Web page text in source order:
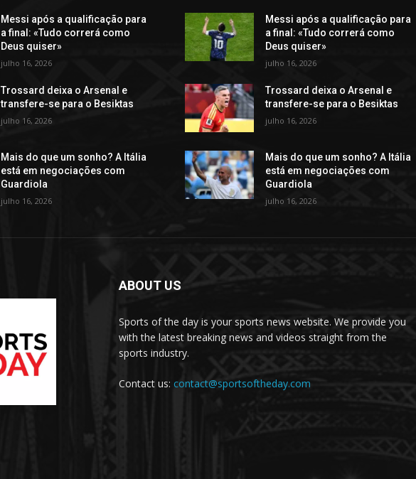
Messi após a qualificação para
a final: «Tudo correrá como
Deus quiser»
julho 16, 2026
Trossard deixa o Arsenal e
transfere-se para o Besiktas
julho 16, 2026
Mais do que um sonho? A Itália
está em negociações com
Guardiola
julho 16, 2026
Messi após a qualificação para
a final: «Tudo correrá como
Deus quiser»
julho 16, 2026
Trossard deixa o Arsenal e
transfere-se para o Besiktas
julho 16, 2026
Mais do que um sonho? A Itália
está em negociações com
Guardiola
julho 16, 2026
ABOUT US
Sports of the day is your sports news website. We provide you
with the latest breaking news and videos straight from the
sports industry.
Contact us: contact@sportsoftheday.com